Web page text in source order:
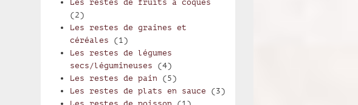
Les restes de fruits à coques
(2)
Les restes de graines et
céréales (1)
Les restes de légumes
secs/légumineuses (4)
Les restes de pain (5)
Les restes de plats en sauce (3)